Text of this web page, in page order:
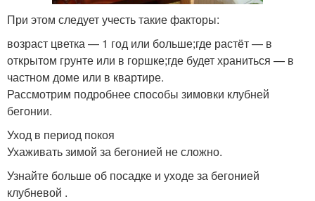
При этом следует учесть такие факторы:
возраст цветка — 1 год или больше;где растёт — в
открытом грунте или в горшке;где будет храниться — в
частном доме или в квартире.
Рассмотрим подробнее способы зимовки клубней
бегонии.
Уход в период покоя
Ухаживать зимой за бегонией не сложно.
Узнайте больше об посадке и уходе за бегонией
клубневой .